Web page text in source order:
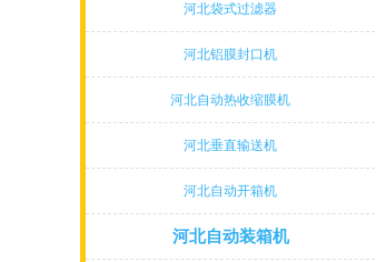
河北袋式过滤器
河北铝膜封口机
河北自动热收缩膜机
河北垂直输送机
河北自动开箱机
河北自动装箱机